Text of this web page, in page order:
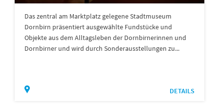
Das zentral am Marktplatz gelegene Stadtmuseum
Dornbirn präsentiert ausgewählte Fundstücke und
Objekte aus dem Alltagsleben der Dornbirnerinnen und
Dornbirner und wird durch Sonderausstellungen zu...
DETAILS